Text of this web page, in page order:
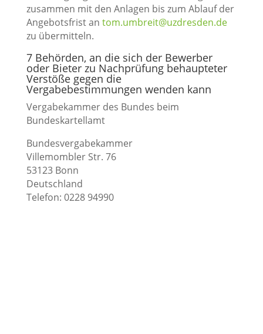
zusammen mit den Anlagen bis zum Ablauf der
Angebotsfrist an tom.umbreit@uzdresden.de
zu übermitteln.
7 Behörden, an die sich der Bewerber
oder Bieter zu Nachprüfung behaupteter
Verstöße gegen die
Vergabebestimmungen wenden kann
Vergabekammer des Bundes beim
Bundeskartellamt
Bundesvergabekammer
Villemombler Str. 76
53123 Bonn
Deutschland
Telefon: 0228 94990